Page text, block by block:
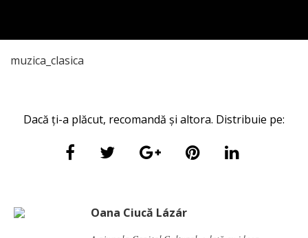
muzica_clasica
Dacă ți-a plăcut, recomandă și altora. Distribuie pe:
Oana Ciucă Lázár